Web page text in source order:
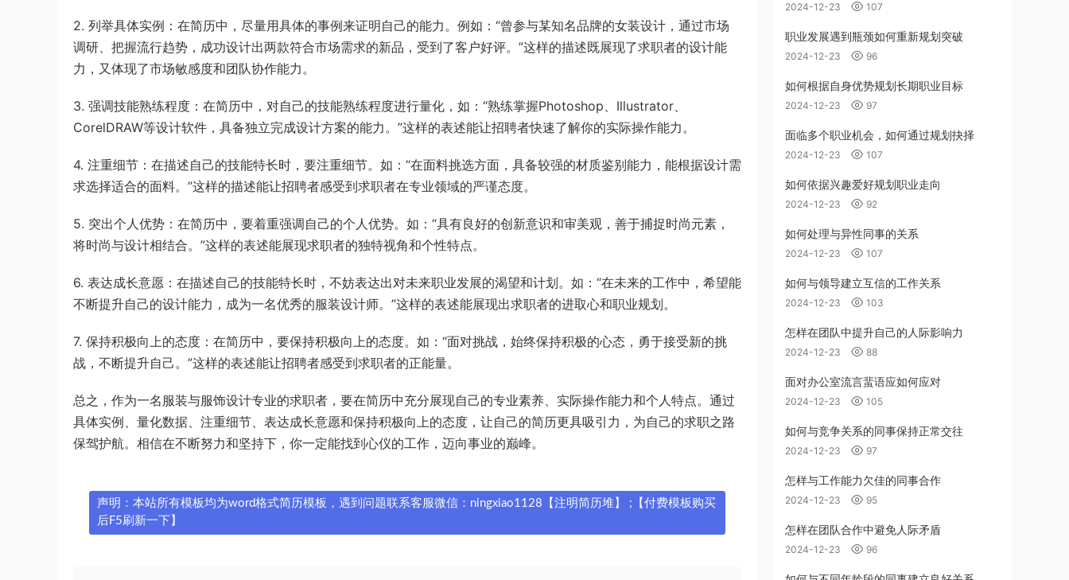
2. 列举具体实例：在简历中，尽量用具体的事例来证明自己的能力。例如：“曾参与某知名品牌的女装设计，通过市场
调研、把握流行趋势，成功设计出两款符合市场需求的新品，受到了客户好评。”这样的描述既展现了求职者的设计能
力，又体现了市场敏感度和团队协作能力。
3. 强调技能熟练程度：在简历中，对自己的技能熟练程度进行量化，如：“熟练掌握Photoshop、Illustrator、
CorelDRAW等设计软件，具备独立完成设计方案的能力。”这样的表述能让招聘者快速了解你的实际操作能力。
4. 注重细节：在描述自己的技能特长时，要注重细节。如：“在面料挑选方面，具备较强的材质鉴别能力，能根据设计需
求选择适合的面料。”这样的描述能让招聘者感受到求职者在专业领域的严谨态度。
5. 突出个人优势：在简历中，要着重强调自己的个人优势。如：“具有良好的创新意识和审美观，善于捕捉时尚元素，
将时尚与设计相结合。”这样的表述能展现求职者的独特视角和个性特点。
6. 表达成长意愿：在描述自己的技能特长时，不妨表达出对未来职业发展的渴望和计划。如：“在未来的工作中，希望能
不断提升自己的设计能力，成为一名优秀的服装设计师。”这样的表述能展现出求职者的进取心和职业规划。
7. 保持积极向上的态度：在简历中，要保持积极向上的态度。如：“面对挑战，始终保持积极的心态，勇于接受新的挑
战，不断提升自己。”这样的表述能让招聘者感受到求职者的正能量。
总之，作为一名服装与服饰设计专业的求职者，要在简历中充分展现自己的专业素养、实际操作能力和个人特点。通过
具体实例、量化数据、注重细节、表达成长意愿和保持积极向上的态度，让自己的简历更具吸引力，为自己的求职之路
保驾护航。相信在不断努力和坚持下，你一定能找到心仪的工作，迈向事业的巅峰。
声明：本站所有模板均为word格式简历模板，遇到问题联系客服微信：ningxiao1128【注明简历堆】 ;【付费模板购买
后F5刷新一下】
2024-12-23 107
职业发展遇到瓶颈如何重新规划突破
2024-12-23 96
如何根据自身优势规划长期职业目标
2024-12-23 97
面临多个职业机会，如何通过规划抉择
2024-12-23 107
如何依据兴趣爱好规划职业走向
2024-12-23 92
如何处理与异性同事的关系
2024-12-23 107
如何与领导建立互信的工作关系
2024-12-23 103
怎样在团队中提升自己的人际影响力
2024-12-23 88
面对办公室流言蜚语应如何应对
2024-12-23 105
如何与竞争关系的同事保持正常交往
2024-12-23 97
怎样与工作能力欠佳的同事合作
2024-12-23 95
怎样在团队合作中避免人际矛盾
2024-12-23 96